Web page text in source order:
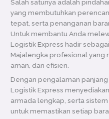
Salah satunya adalah
yang membutuhkan
tepat, serta penanganan
Untuk membantu Anda
Logistik Express hadir
Majalengka profesional yang
aman, dan efisien.
Dengan pengalaman
Logistik Express
armada lengkap, serta
untuk memastikan setiap